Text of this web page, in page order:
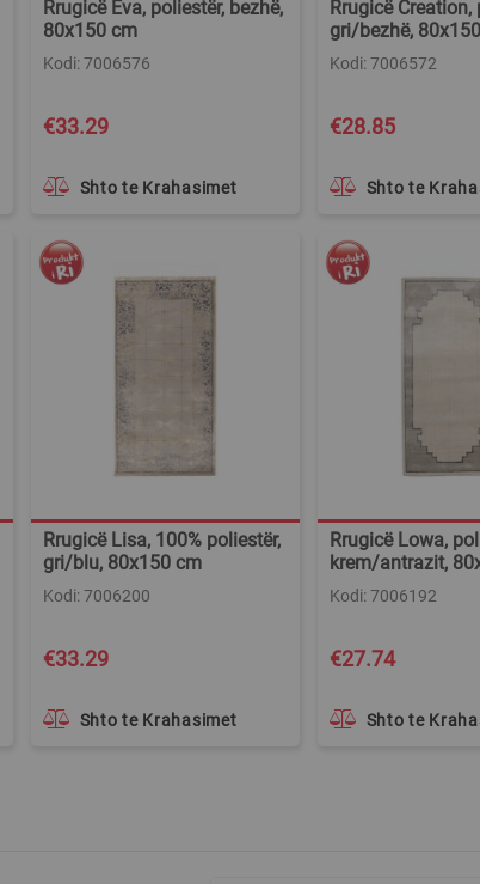
Rrugicë Eva, poliestër, bezhë,
80x150 cm
€33.29
Kodi: 7006576
Shto te Krahasimet
Rrugicë Creation,
gri/bezhë,
€28.85
Kodi: 7006572
Shto te
Rrugicë Lisa, 100% poliestër,
gri/blu, 80x150 cm
€33.29
Kodi: 7006200
Shto te Krahasimet
Rrugicë Lowa,
krem/antrazit,
€27.74
Kodi: 7006192
Shto te